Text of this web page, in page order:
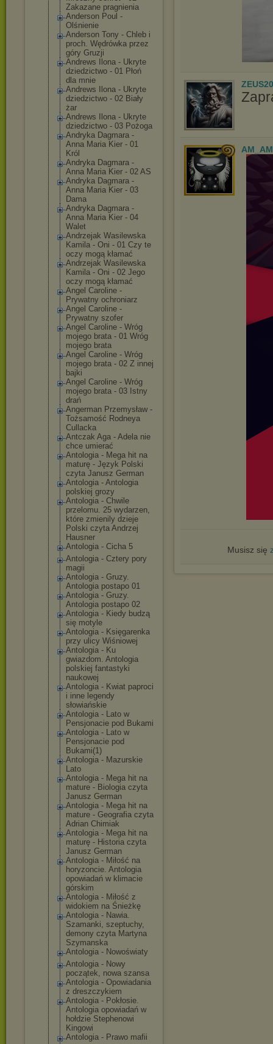
Zakazane pragnienia
Anderson Poul -
Olśnienie
Anderson Tony - Chleb i
proch. Wędrówka przez
góry Gruzji
Andrews Ilona - Ukryte
dziedzictwo - 01 Płoń
dla mnie
Andrews Ilona - Ukryte
dziedzictwo - 02 Biały
żar
Andrews Ilona - Ukryte
dziedzictwo - 03 Pożoga
Andryka Dagmara -
Anna Maria Kier - 01
Król
Andryka Dagmara -
Anna Maria Kier - 02 AS
Andryka Dagmara -
Anna Maria Kier - 03
Dama
Andryka Dagmara -
Anna Maria Kier - 04
Walet
Andrzejak Wasilewska
Kamila - Oni - 01 Czy te
oczy mogą kłamać
Andrzejak Wasilewska
Kamila - Oni - 02 Jego
oczy mogą kłamać
Angel Caroline -
Prywatny ochroniarz
Angel Caroline -
Prywatny szofer
Angel Caroline - Wróg
mojego brata - 01 Wróg
mojego brata
Angel Caroline - Wróg
mojego brata - 02 Z innej
bajki
Angel Caroline - Wróg
mojego brata - 03 Istny
drań
Angerman Przemysław -
Tożsamość Rodneya
Cullacka
Antczak Aga - Adela nie
chce umierać
Antologia - Mega hit na
maturę - Język Polski
czyta Janusz German
Antologia - Antologia
polskiej grozy
Antologia - Chwile
przelomu. 25 wydarzen,
które zmienily dzieje
Polski czyta Andrzej
Hausner
Antologia - Cicha 5
Antologia - Cztery pory
magii
Antologia - Gruzy.
Antologia postapo 01
Antologia - Gruzy.
Antologia postapo 02
Antologia - Kiedy budzą
się motyle
Antologia - Księgarenka
przy ulicy Wiśniowej
Antologia - Ku
gwiazdom. Antologia
polskiej fantastyki
naukowej
Antologia - Kwiat paproci
i inne legendy
słowiańskie
Antologia - Lato w
Pensjonacie pod Bukami
Antologia - Lato w
Pensjonacie pod
Bukami(1)
Antologia - Mazurskie
Lato
Antologia - Mega hit na
mature - Biologia czyta
Janusz German
Antologia - Mega hit na
mature - Geografia czyta
Adrian Chimiak
Antologia - Mega hit na
maturę - Historia czyta
Janusz German
Antologia - Miłość na
horyzoncie. Antologia
opowiadań w klimacie
górskim
Antologia - Miłość z
widokiem na Śnieżkę
Antologia - Nawia.
Szamanki, szeptuchy,
demony czyta Martyna
Szymanska
Antologia - Nowoświaty
Antologia - Nowy
początek, nowa szansa
Antologia - Opowiadania
z dreszczykiem
Antologia - Pokłosie.
Antologia opowiadań w
hołdzie Stephenowi
Kingowi
Antologia - Prawo mafii
AM_AM
Musisz się